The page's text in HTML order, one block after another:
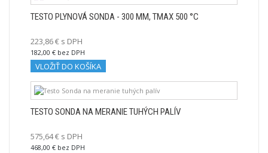
TESTO PLYNOVÁ SONDA - 300 MM, TMAX 500 °C
223,86 € s DPH
182,00 € bez DPH
VLOŽIŤ DO KOŠÍKA
TESTO SONDA NA MERANIE TUHÝCH PALÍV
575,64 € s DPH
468,00 € bez DPH